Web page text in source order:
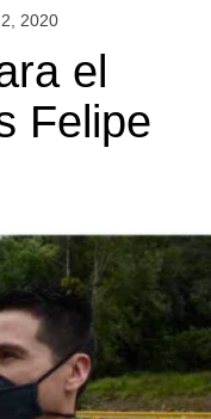
2020
el
Felipe